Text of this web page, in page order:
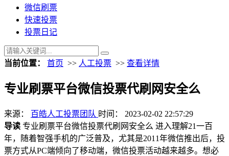
微信刷票
快速投票
投票日记
当前位置： 首页 >> 人工投票 >> 查看详情
专业刷票平台微信投票代刷网安全么
来源： 百皓人工投票团队 时间： 2023-02-02 22:57:29
导读 专业刷票平台微信投票代刷网安全么 进入理解21一百
年，随着智强手机的广泛普及，尤其是2011年微信推出后，投
票方式从PC端倾向了移动端，微信投票活动越来越多。想必